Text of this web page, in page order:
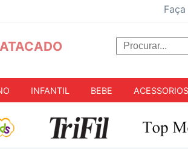
INFANTIL BEBE ACESSORIOS